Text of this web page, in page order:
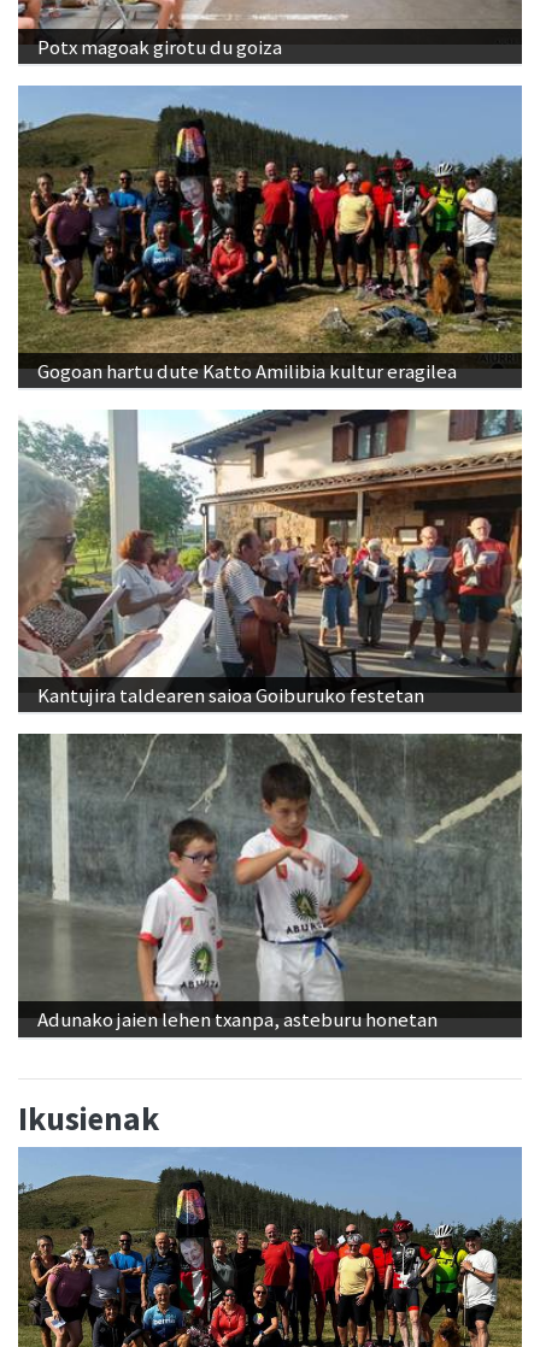
Potx magoak girotu du goiza
Gogoan hartu dute Katto Amilibia kultur eragilea
Kantujira taldearen saioa Goiburuko festetan
Adunako jaien lehen txanpa, asteburu honetan
Ikusienak